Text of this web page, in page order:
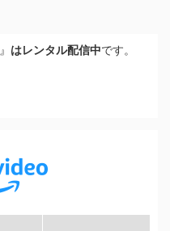
』 はレンタル配信中です。